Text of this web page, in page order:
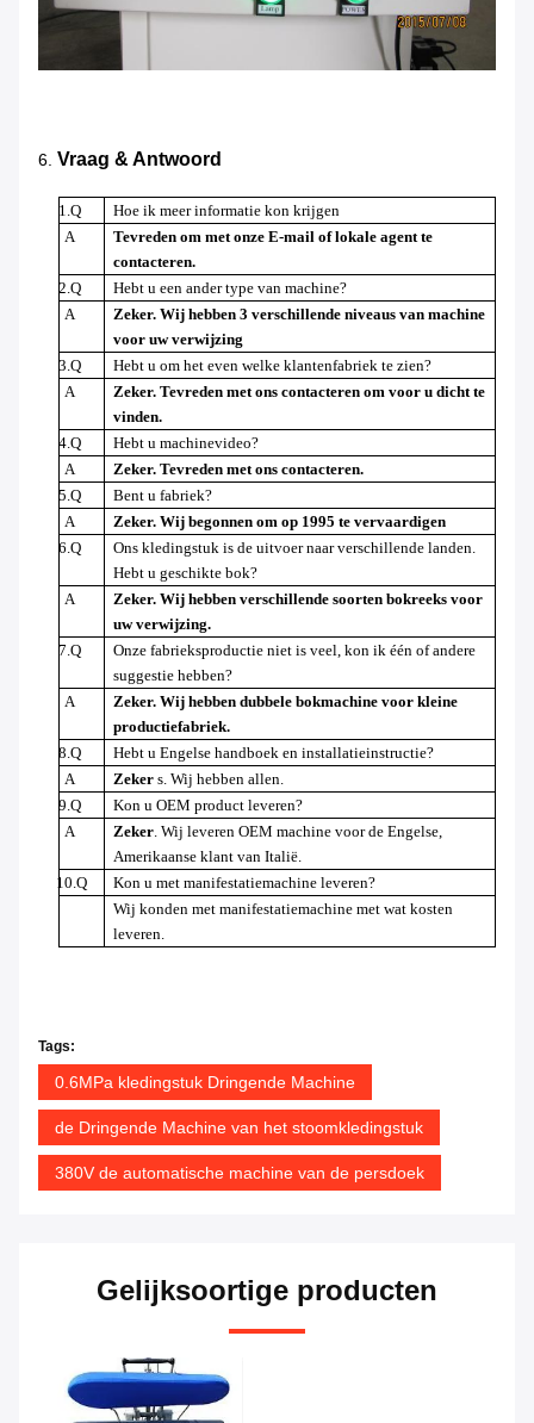
6. Vraag & Antwoord
1.Q
Hoe ik meer informatie kon krijgen
A
Tevreden om met onze E-mail of lokale agent te
contacteren.
2.Q
Hebt u een ander type van machine?
A
Zeker. Wij hebben 3 verschillende niveaus van machine
voor uw verwijzing
3.Q
Hebt u om het even welke klantenfabriek te zien?
A
Zeker. Tevreden met ons contacteren om voor u dicht te
vinden.
4.Q
Hebt u machinevideo?
A
Zeker. Tevreden met ons contacteren.
5.Q
Bent u fabriek?
A
Zeker. Wij begonnen om op 1995 te vervaardigen
6.Q
Ons kledingstuk is de uitvoer naar verschillende landen.
Hebt u geschikte bok?
A
Zeker. Wij hebben verschillende soorten bokreeks voor
uw verwijzing.
7.Q
Onze fabrieksproductie niet is veel, kon ik één of andere
suggestie hebben?
A
Zeker. Wij hebben dubbele bokmachine voor kleine
productiefabriek.
8.Q
Hebt u Engelse handboek en installatieinstructie?
A
Zekers. Wij hebben allen.
9.Q
Kon u OEM product leveren?
A
Zeker. Wij leveren OEM machine voor de Engelse,
Amerikaanse klant van Italië.
10.Q
Kon u met manifestatiemachine leveren?
Wij konden met manifestatiemachine met wat kosten
leveren.
Tags:
0.6MPa kledingstuk Dringende Machine
de Dringende Machine van het stoomkledingstuk
380V de automatische machine van de persdoek
Gelijksoortige producten